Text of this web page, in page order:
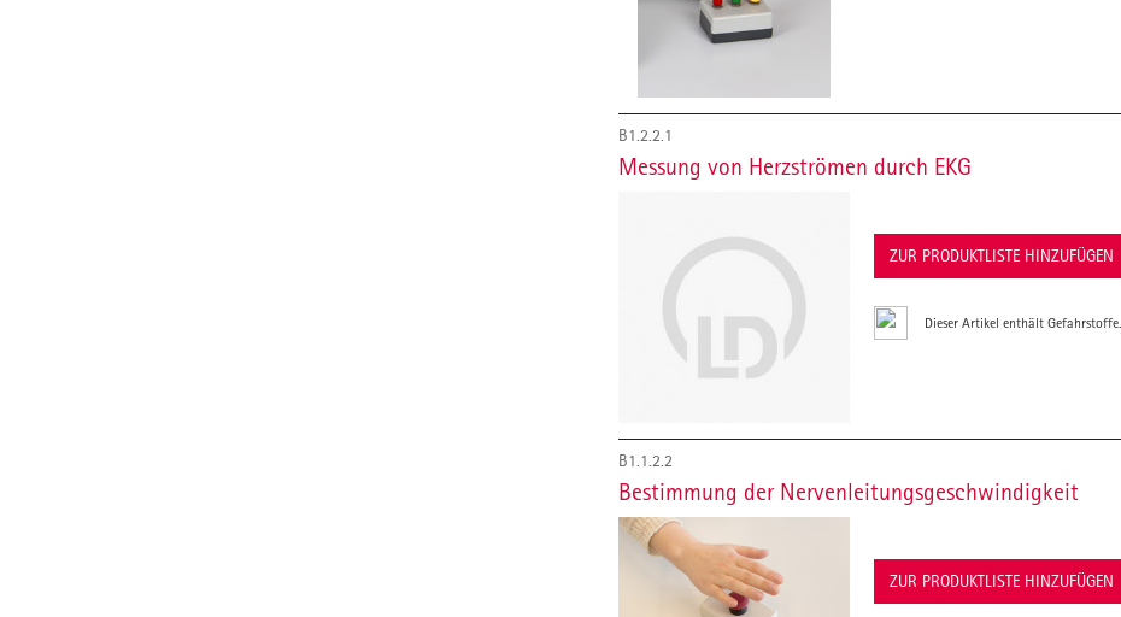
B1.2.2.1
Messung von Herzströmen durch EKG
ZUR PRODUKTLISTE HINZUFÜGEN
Dieser Artikel enthält Gefahrstoffe.
B1.1.2.2
Bestimmung der Nervenleitungsgeschwindigkeit
ZUR PRODUKTLISTE HINZUFÜGEN